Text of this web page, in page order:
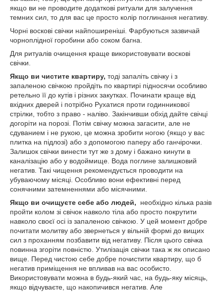
якщо ви не проводите додаткові ритуали для залучення
темних сил, то для вас це просто колір поглинання негативу.
Чорні воскові свічки найпоширеніші. Фарбуються зазвичай
чорноплідної горобини або соком багна.
Для ритуалів очищення краще використовувати воскові
свічки.
Якщо ви чистите квартиру, тоді запаліть свічку і з
запаленою свічкою пройдіть по квартирі підносячи особливо
ретельно її до кутів і різних закутках. Починати краще від
вхідних дверей і потрібно Рухатися проти годинникової
стрілки, тобто з право - наліво. Закінчивши обхід дайте свічці
догоріти на порозі. Потім свічку можна загасити, але не
сдуванием і не рукою, це можна зробити ногою (якщо у вас
плитка на підлозі) або з допомогою паперу або ганчірочки.
Залишок свічки винести тут же з дому і бажано кинути в
каналізацію або у водоймище. Вода поглине залишковий
негатив. Такі чищення рекомендується проводити на
убуваючому місяці. Особливо вони ефективні перед
сонячними затемненнями або місячними.
Якщо ви очищуєте себе або людей,
необхідно кілька разів
пройти колом зі свічок навколо тіла або просто покрутити
навколо своєї осі із запаленою свічкою. У цей момент добре
почитати молитву або звернеться у вільній формі до вищих
сил з проханням позбавити від негативу. Після цього свічка
повинна згоріти повністю. Утилізація свічки така ж як описано
вище. Перед чистою себе добре почистити квартиру, що б
негатив приміщення не впливав на вас особисто.
Використовувати можна в будь-який час, на будь-яку місяць,
якщо відчуваєте, що накопичився негатив. Але